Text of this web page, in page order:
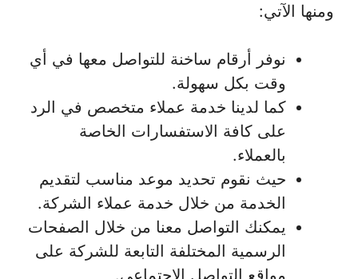
ومنها الآتي:
نوفر أرقام ساخنة للتواصل معها في أي
وقت بكل سهولة.
كما لدينا خدمة عملاء متخصص في الرد
على كافة الاستفسارات الخاصة
بالعملاء.
حيث نقوم تحديد موعد مناسب لتقديم
الخدمة من خلال خدمة عملاء الشركة.
يمكنك التواصل معنا من خلال الصفحات
الرسمية المختلفة التابعة للشركة على
مواقع التواصل الاجتماعي.